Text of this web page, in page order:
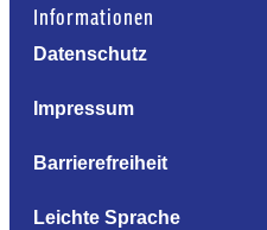
Informationen
Datenschutz
Impressum
Barrierefreiheit
Leichte Sprache